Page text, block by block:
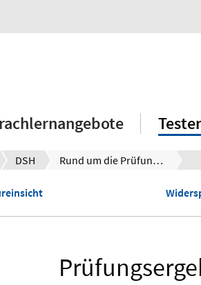
DSH Rund um die Prüfungsergebnisse